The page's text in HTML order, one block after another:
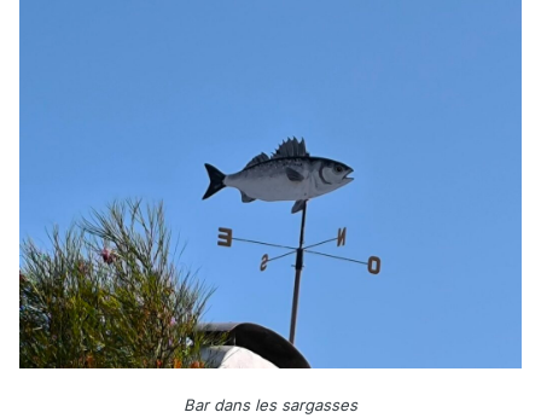
Bar dans les sargasses